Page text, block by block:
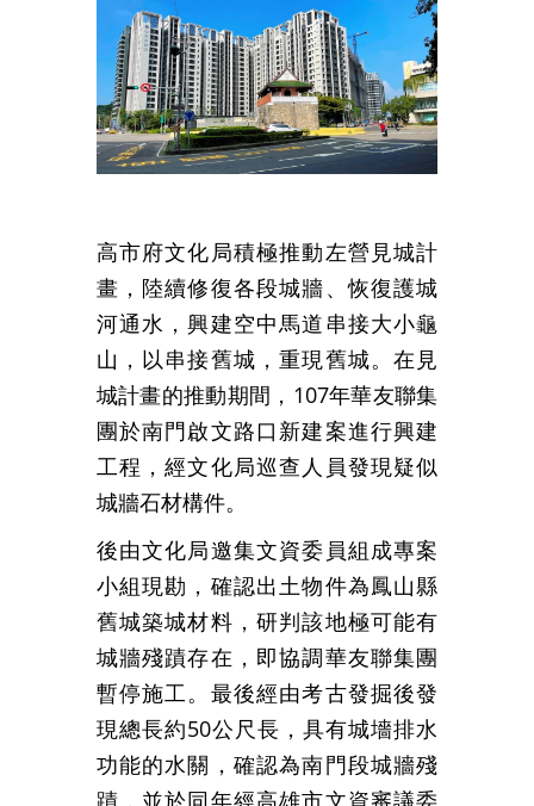
高市府文化局積極推動左營見城計
畫，陸續修復各段城牆、恢復護城
河通水，興建空中馬道串接大小龜
山，以串接舊城，重現舊城。在見
城計畫的推動期間，107年華友聯集
團於南門啟文路口新建案進行興建
工程，經文化局巡查人員發現疑似
城牆石材構件。
後由文化局邀集文資委員組成專案
小組現勘，確認出土物件為鳳山縣
舊城築城材料，研判該地極可能有
城牆殘蹟存在，即協調華友聯集團
暫停施工。最後經由考古發掘後發
現總長約50公尺長，具有城墻排水
功能的水關，確認為南門段城牆殘
蹟，並於同年經高雄市文資審議委